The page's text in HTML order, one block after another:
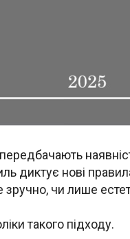
диктує нові
зручно, чи лише
такого підходу.